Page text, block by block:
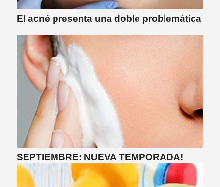
El acné presenta una doble problemática
SEPTIEMBRE: NUEVA TEMPORADA!